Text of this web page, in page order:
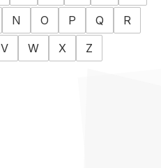
N O P Q
R
V W X Z